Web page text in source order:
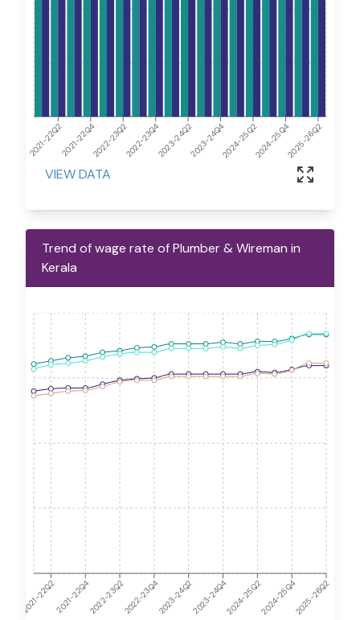
2021-22Q22021-22Q42022-23Q22022-23Q42023-24Q22023-24Q42024-25Q22024-25Q42025-26Q2
VIEW DATA
Trend of wage rate of Plumber & Wireman in
Kerala
2021-22Q22021-22Q42022-23Q22022-23Q42023-24Q22023-24Q42024-25Q22024-25Q42025-26Q2